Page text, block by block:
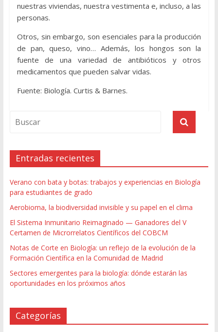
nuestras viviendas, nuestra vestimenta e, incluso, a las
personas.
Otros, sin embargo, son esenciales para la producción
de pan, queso, vino… Además, los hongos son la
fuente de una variedad de antibióticos y otros
medicamentos que pueden salvar vidas.
Fuente: Biología. Curtis & Barnes.
Entradas recientes
Verano con bata y botas: trabajos y experiencias en Biología
para estudiantes de grado
Aerobioma, la biodiversidad invisible y su papel en el clima
El Sistema Inmunitario Reimaginado — Ganadores del V
Certamen de Microrrelatos Científicos del COBCM
Notas de Corte en Biología: un reflejo de la evolución de la
Formación Científica en la Comunidad de Madrid
Sectores emergentes para la biología: dónde estarán las
oportunidades en los próximos años
Categorías